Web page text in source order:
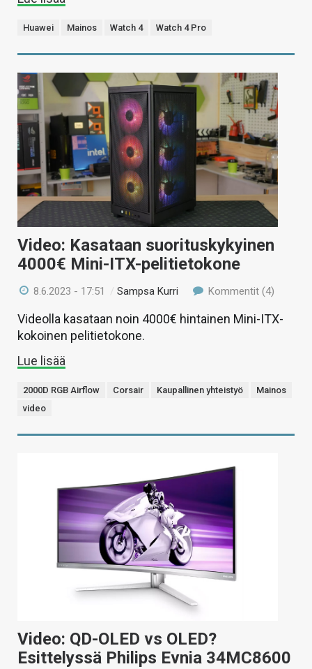
Huawei Mainos Watch 4 Watch 4 Pro
Video: Kasataan suorituskykyinen
4000€ Mini-ITX-pelitietokone
8.6.2023 - 17:51 /Sampsa Kurri Kommentit (4)
Videolla kasataan noin 4000€ hintainen Mini-ITX-
kokoinen pelitietokone.
Lue lisää
2000D RGB Airflow Corsair Kaupallinen yhteistyö
Mainos
video
Video: QD-OLED vs OLED?
Esittelyssä Philips Evnia 34MC8600